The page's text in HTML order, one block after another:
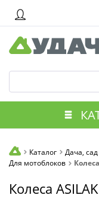
Каталог Дача, сад
Для мотоблоков
Колеса